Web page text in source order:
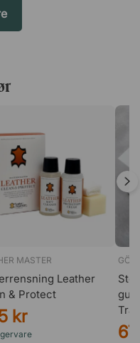
MASTER
Leather
& Protect
kr